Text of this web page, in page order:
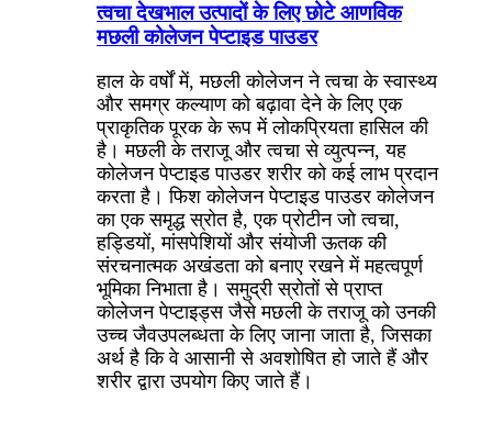
त्वचा देखभाल उत्पादों के लिए छोटे आणविक
मछली कोलेजन पेप्टाइड पाउडर
हाल के वर्षों में, मछली कोलेजन ने त्वचा के स्वास्थ्य
और समग्र कल्याण को बढ़ावा देने के लिए एक
प्राकृतिक पूरक के रूप में लोकप्रियता हासिल की
है। मछली के तराजू और त्वचा से व्युत्पन्न, यह
कोलेजन पेप्टाइड पाउडर शरीर को कई लाभ प्रदान
करता है। फिश कोलेजन पेप्टाइड पाउडर कोलेजन
का एक समृद्ध स्रोत है, एक प्रोटीन जो त्वचा,
हड्डियों, मांसपेशियों और संयोजी ऊतक की
संरचनात्मक अखंडता को बनाए रखने में महत्वपूर्ण
भूमिका निभाता है। समुद्री स्रोतों से प्राप्त
कोलेजन पेप्टाइड्स जैसे मछली के तराजू को उनकी
उच्च जैवउपलब्धता के लिए जाना जाता है, जिसका
अर्थ है कि वे आसानी से अवशोषित हो जाते हैं और
शरीर द्वारा उपयोग किए जाते हैं।